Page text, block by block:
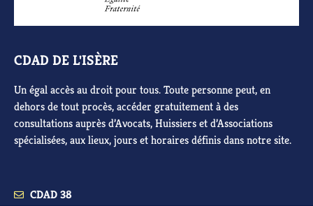
CDAD DE L'ISÈRE
Un égal accès au droit pour tous. Toute personne peut, en
dehors de tout procès, accéder gratuitement à des
consultations auprès d’Avocats, Huissiers et d’Associations
spécialisées, aux lieux, jours et horaires définis dans notre site.
CDAD 38